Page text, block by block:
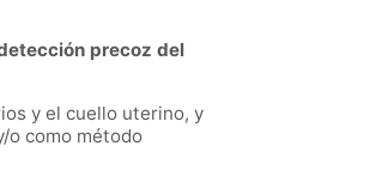
precoz del
y el cuello uterino, y
o como método